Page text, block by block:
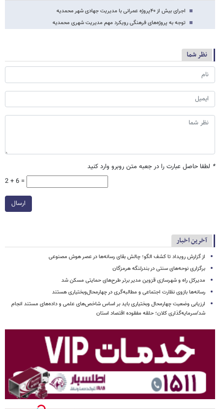
اجرای بیش از ۴۰پروژه عمرانی با مدیریت جهادی شهر محمدیه
توجه به پروژه‌های فرهنگی رویکرد مهم مدیریت شهری محمدیه
نظر شما
* لطفا حاصل عبارت را در جعبه متن روبرو وارد کنید
2 + 6 =
ارسال
آخرین اخبار
از گزارش رویداد تا کشف الگو؛ چالش بقای رسانه‌ها در عصر هوش مصنوعی
برگزاری نوحه‌های سنتی در بندرلنگه هرمزگان
مدیرکل راه و شهرسازی قزوین مدیر برتر طرح‌های حمایتی مسکن شد
رسانه‌ها بازوی نظارت اجتماعی و مطالبه‌گری در چهارمحال‌وبختیاری هستند
ارزیابی وضعیت چهارمحال وبختیاری باید بر اساس شاخص‌های علمی و داده‌های مستند انجام
شد/سرمایه‌گذاری کلان؛ حلقه مفقوده اقتصاد استان